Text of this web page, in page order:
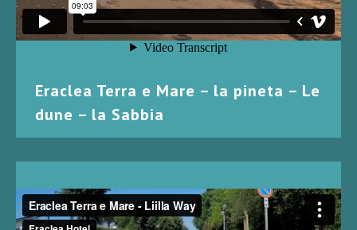
Eraclea Terra e Mare – la pineta – Le
dune – la Sabbia